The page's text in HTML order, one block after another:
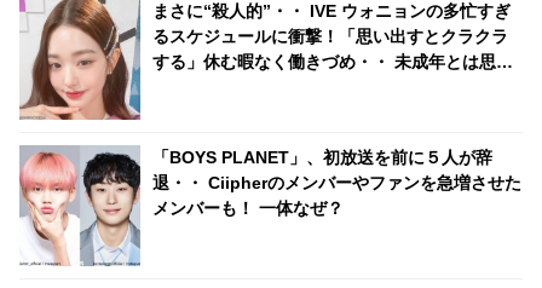
まさに“殺人的”・・ IVE ウォニョンの多忙すぎ
るスケジュールに衝撃！「思い出すとクラクラ
する」休む暇なく働きづめ・・ 未成年とは思え
「BOYS PLANET」、初放送を前に５人が辞
退・・ Ciipherのメンバーやファンを急増させた
メンバーも！ 一体なぜ？